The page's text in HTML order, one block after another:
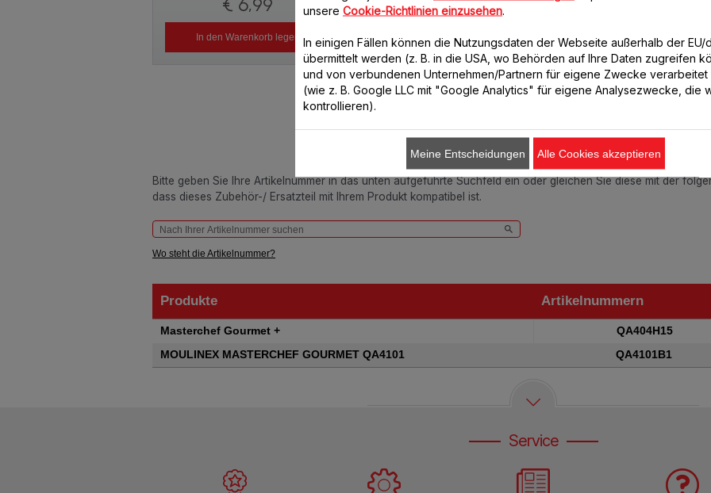
In den Warenkorb legen In den Warenkorb legen In den Warenkorb legen
Passend für 2 Produkt(e)
Bitte geben Sie Ihre Artikelnummer in das unten aufgeführte Suchfeld ein oder gleichen Sie diese mit der
dass dieses Zubehör-/ Ersatzteil mit Ihrem Produkt kompatibel ist.
Wo steht die Artikelnummer?
Produkte Artikelnummern
Produkte
Artikelnummern
Masterchef Gourmet +
QA404H15
MOULINEX MASTERCHEF GOURMET QA4101
QA4101B1
Service
unsere Cookie-Richtlinien einzusehen
In einigen Fällen können die Nutzungsdaten der Webseite außerhalb der EU/
übermittelt werden (z. B. in die USA, wo Behörden auf Ihre Daten zugreifen
und von verbundenen Unternehmen/Partnern für eigene Zwecke verarbeitet
(wie z. B. Google LLC mit "Google Analytics" für eigene Analysezwecke, die
kontrollieren).
Meine Entscheidungen Alle Cookies akzeptieren